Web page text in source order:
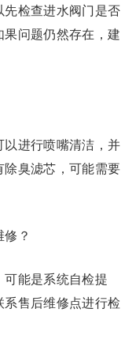
先检查进水阀门是否
问题仍然存在，建
以进行喷嘴清洁，并
除臭滤芯，可能需要
？
可能是系统自检提
售后维修点进行检